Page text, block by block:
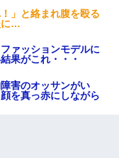
」と絡まれ腹を殴る
に…
ァッションモデルに
果がこれ・・・
害のオッサンがい
を真っ赤にしながら